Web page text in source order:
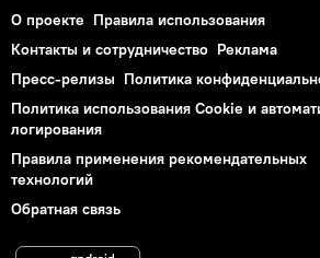
О проекте Правила использования
Контакты и сотрудничество Реклама
Пресс-релизы Политика
Политика использования Cookie и
логирования
Правила применения рекомендательных
технологий
Обратная связь